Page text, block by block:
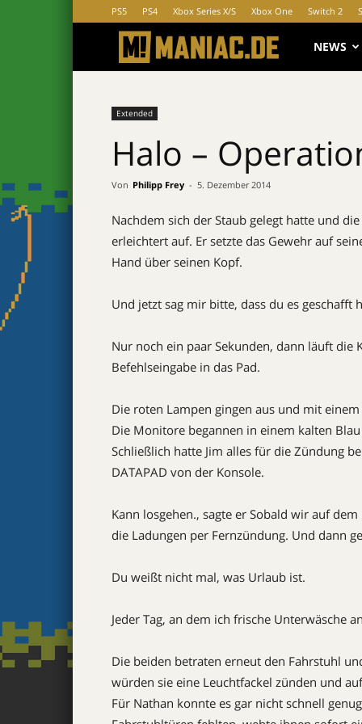
PS5 PS4 Xbox Series X/S Xbox One Switch 2
MANIAC.de
NEWS
Extended
Halo –
Von Philipp Frey - 5. Dezember 2014
Nachdem sich der Staub gelegt hatte und
erleichtert auf. Er setzte das Gewehr auf
Hand über seinen Kopf.
Und jetzt sag mir bitte, dass du es geschafft
Nur noch ein paar Sekunden, dann läuft
Befehlseingabe in das Pad.
Die roten Lampen gingen aus und mit
Die Monitore begannen in einem kalten
Schließlich hatte Jim alles für die Zündung
DATAPAD von der Konsole.
Kann losgehen., sagte er Sobald wir auf
die Ladungen per Fernzündung. Und dann
Du weißt nicht mal, was Urlaub ist.
Jeder Tag, an dem ich frische Unterwäsche
Die beiden betraten erneut den Fahrstuhl
würden sie eine Leuchtfackel zünden und
Für Nathan konnte es gar nicht schnell